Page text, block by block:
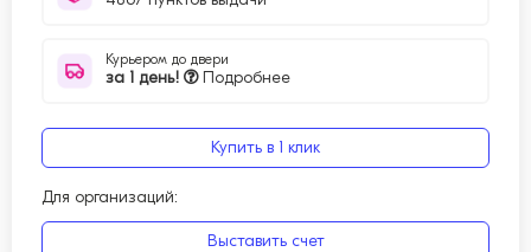
Курьером до двери
за 1 день! Подробнее
Купить в 1 клик
Для организаций:
Выставить счет